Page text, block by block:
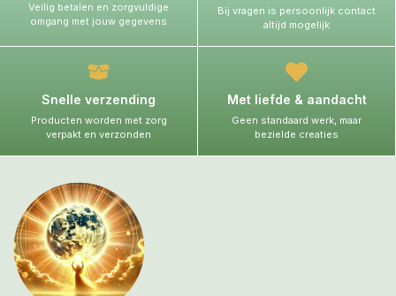
Veilig betalen en zorgvuldige
omgang met jouw gegevens
Bij vragen is persoonlijk contact
altijd mogelijk
Snelle verzending
Producten worden met zorg
verpakt en verzonden
Met liefde & aandacht
Geen standaard werk, maar
bezielde creaties